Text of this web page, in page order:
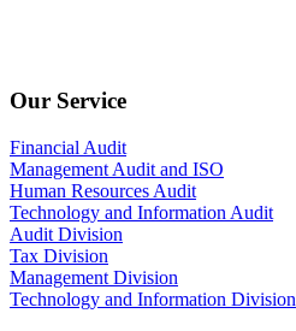
Our Service
Financial Audit
Management Audit and ISO
Human Resources Audit
Technology and Information Audit
Audit Division
Tax Division
Management Division
Technology and Information Division